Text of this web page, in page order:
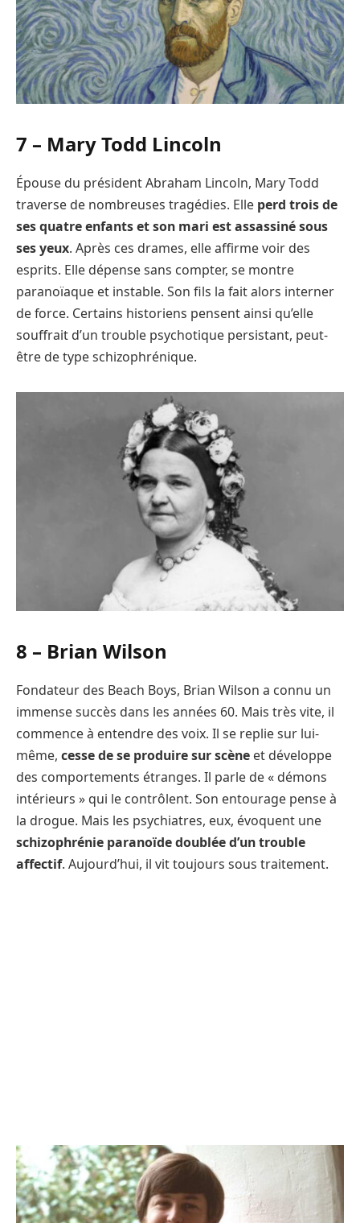
7 – Mary Todd Lincoln
Épouse du président Abraham Lincoln, Mary Todd
traverse de nombreuses tragédies. Elle perd trois de
ses quatre enfants et son mari est assassiné sous
ses yeux. Après ces drames, elle affirme voir des
esprits. Elle dépense sans compter, se montre
paranoïaque et instable. Son fils la fait alors interner
de force. Certains historiens pensent ainsi qu’elle
souffrait d’un trouble psychotique persistant, peut-
être de type schizophrénique.
8 – Brian Wilson
Fondateur des Beach Boys, Brian Wilson a connu un
immense succès dans les années 60. Mais très vite, il
commence à entendre des voix. Il se replie sur lui-
même, cesse de se produire sur scène et développe
des comportements étranges. Il parle de « démons
intérieurs » qui le contrôlent. Son entourage pense à
la drogue. Mais les psychiatres, eux, évoquent une
schizophrénie paranoïde doublée d’un trouble
affectif. Aujourd’hui, il vit toujours sous traitement.